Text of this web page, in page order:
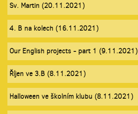
Sv. Martin (20.11.2021)
4. B na kolech (16.11.2021)
Our English projects - part 1 (9.11.2021)
Říjen ve 3.B (8.11.2021)
Halloween ve školním klubu (8.11.2021)